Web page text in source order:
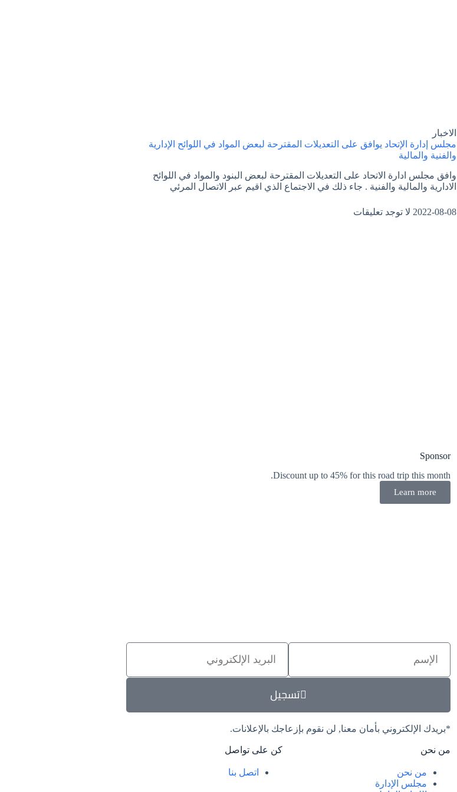
الاخبار
مجلس إدارة الإتحاد يوافق على التعديلات المقترحة لبعض المواد في اللوائح الإدارية
والفنية والمالية
وافق مجلس ادارة الاتحاد على التعديلات المقترحة لبعض البنود والمواد في اللوائح
الادارية والمالية والفنية . جاء ذلك في الاجتماع الذي اقيم عبر الاتصال المرئي
2022-08-08 لا توجد تعليقات
Sponsor
Discount up to 45% for this road trip this month.
Learn more
تسجيل
*بريدك الإلكتروني بأمان معنا, لن نقوم بإزعاجك بالإعلانات.
من نحن
من نحن
مجلس الإدارة
كن على تواصل
اتصل بنا